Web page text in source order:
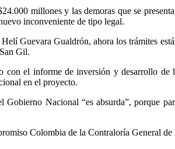
millones y las demoras que se
inconveniente de tipo legal.
Guevara Gualdrón, ahora los trámites
Gil.
con el informe de inversión y desarrollo
en el proyecto.
Nacional “es absurda”, porque
Colombia de la Contraloría General